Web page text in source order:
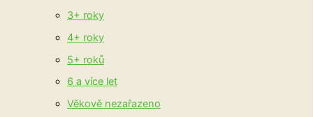
3+ roky
4+ roky
5+ roků
6 a více let
Věkově nezařazeno